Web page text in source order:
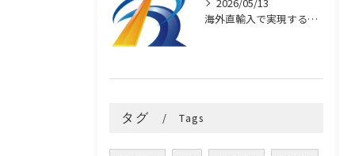
海外直輸入で実現するブランド品の高品質と安さ
タグ Tags